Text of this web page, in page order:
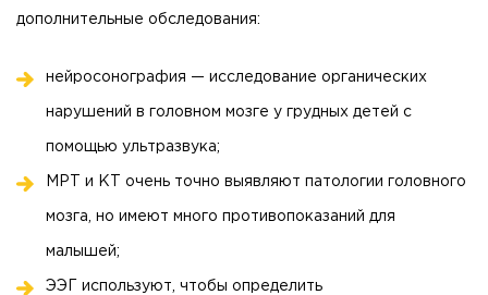
дополнительные обследования:
нейросонография — исследование органических
нарушений в головном мозге у грудных детей с
помощью ультразвука;
МРТ и КТ очень точно выявляют патологии головного
мозга, но имеют много противопоказаний для
малышей;
ЭЭГ используют, чтобы определить